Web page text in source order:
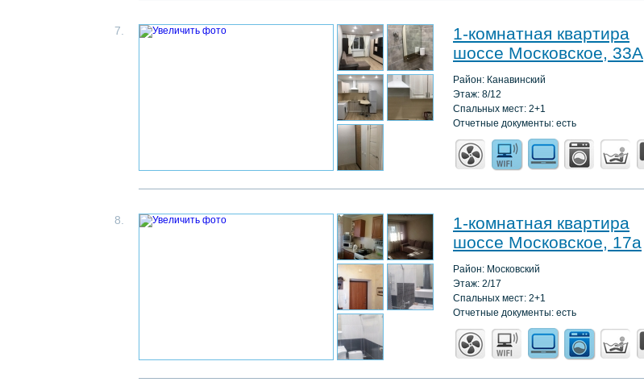
7.
1-комнатная квартира
шоссе Московское, 33А
Район: Канавинский
Этаж: 8/12
Спальных мест: 2+1
Отчетные документы: есть
8.
1-комнатная квартира
шоссе Московское, 17а
Район: Московский
Этаж: 2/17
Спальных мест: 2+1
Отчетные документы: есть